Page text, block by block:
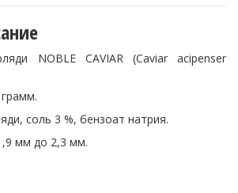
NOBLE CAVIAR (Caviar acipenser
соль 3 %, бензоат натрия.
мм до 2,3 мм.